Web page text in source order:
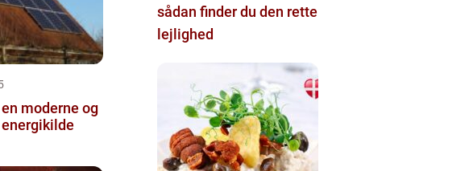
moderne og
sådan finder du den rette
lejlighed